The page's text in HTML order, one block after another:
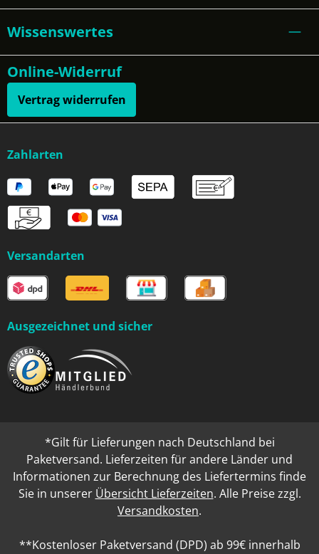
Wissenswertes
Online-Widerruf
Vertrag widerrufen
Zahlarten
Versandarten
Ausgezeichnet und sicher
*Gilt für Lieferungen nach Deutschland bei
Paketversand. Lieferzeiten für andere Länder und
Informationen zur Berechnung des Liefertermins finde
Sie in unserer Übersicht Lieferzeiten. Alle Preise zzgl.
Versandkosten.
**Kostenloser Paketversand (DPD) ab 99€ innerhalb